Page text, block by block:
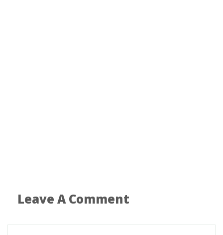
Leave A Comment